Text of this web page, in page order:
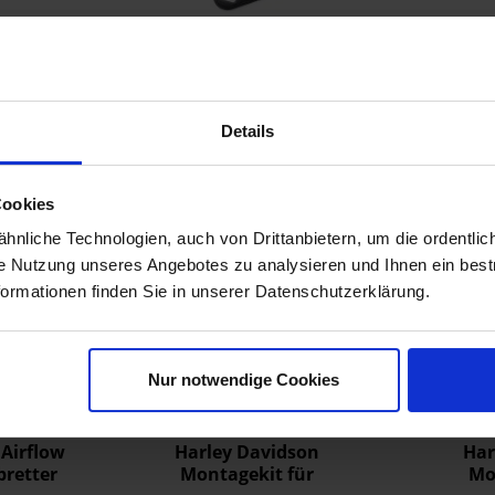
Details
Technologien, auch von Drittanbietern, um die
Nutzung unseres Angebotes zu analysieren und Ihnen ein
finden Sie in unserer Datenschutzerklärung.
Nur notwendige Cookies
2018
€ 84,13 €
81,61 €
Vergleichen
Harley Davidson
Montagekit für